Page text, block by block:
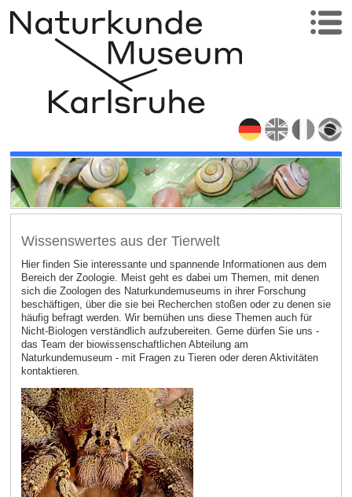
Wissenswertes aus der Tierwelt
Hier finden Sie interessante und spannende Informationen aus dem
Bereich der Zoologie. Meist geht es dabei um Themen, mit denen
sich die Zoologen des Naturkundemuseums in ihrer Forschung
beschäftigen, über die sie bei Recherchen stoßen oder zu denen sie
häufig befragt werden. Wir bemühen uns diese Themen auch für
Nicht-Biologen verständlich aufzubereiten. Gerne dürfen Sie uns -
das Team der biowissenschaftlichen Abteilung am
Naturkundemuseum - mit Fragen zu Tieren oder deren Aktivitäten
kontaktieren.